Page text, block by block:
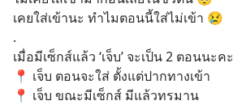
เคยใส่เข้านะ ทำไมตอนนี้ใส่ไม่เข้า 😢
.
เมื่อมีเซ็กส์แล้ว ‘เจ็บ’ จะเป็น 2 ตอนนะคะ
📍 เจ็บ ตอนจะใส่ ตั้งแต่ปากทางเข้า
📍 เจ็บ ขณะมีเซ็กส์ มีแล้วทรมาน